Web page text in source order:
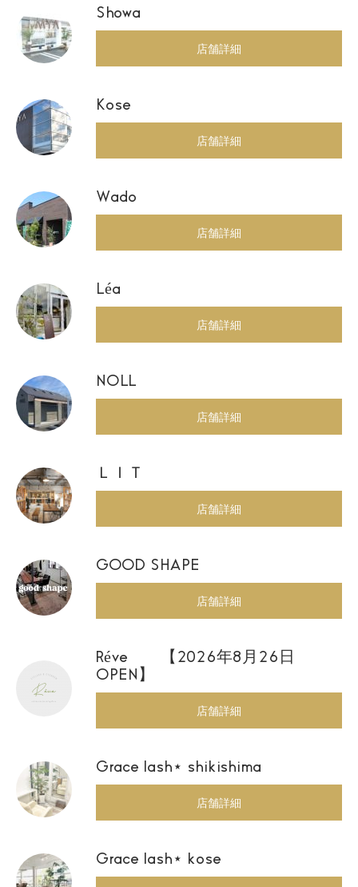
Showa
店舗詳細
Kose
店舗詳細
Wado
店舗詳細
Léa
店舗詳細
NOLL
店舗詳細
ＬＩＴ
店舗詳細
GOOD SHAPE
店舗詳細
Réve 【2026年8月26日
OPEN】
店舗詳細
Grace lash⋆ shikishima
店舗詳細
Grace lash⋆ kose